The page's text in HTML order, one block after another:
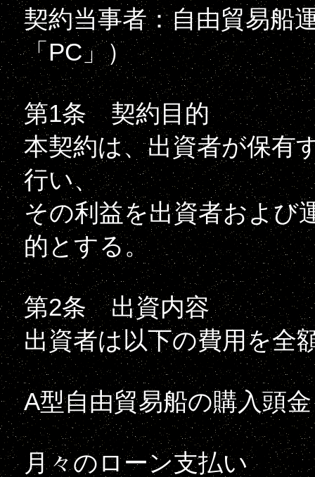
契約当事者：自由貿易船
「PC」）
第1条 契約目的
本契約は、出資者が保有
行い、
その利益を出資者および
的とする。
第2条 出資内容
出資者は以下の費用を全
A型自由貿易船の購入頭金
月々のローン支払い